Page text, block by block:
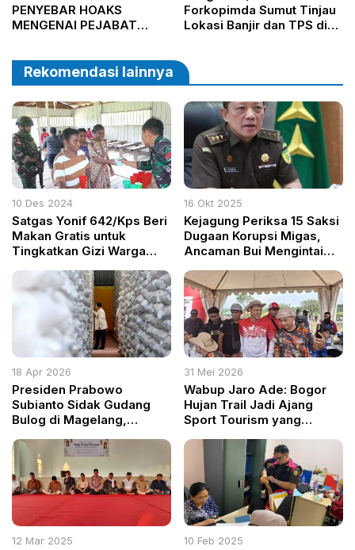
PENYEBAR HOAKS
MENGENAI PEJABAT
Forkopimda Sumut Tinjau
Lokasi Banjir dan TPS di
Rekomendasi lainnya
10 Des 2024
Satgas Yonif 642/Kps Beri
Makan Gratis untuk
Tingkatkan Gizi Warga
16 Okt 2025
Kejagung Periksa 15 Saksi
Dugaan Korupsi Migas,
Ancaman Bui Mengintai
18 Apr 2026
Presiden Prabowo
Subianto Sidak Gudang
Bulog di Magelang,
Distribusi Beras Aman
31 Mei 2026
Wabup Jaro Ade: Bogor
Hujan Trail Jadi Ajang
Sport Tourism yang
Masyarakat
12 Mar 2025 10 Feb 2025